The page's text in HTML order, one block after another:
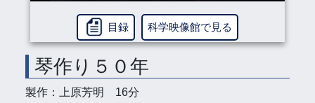
目録 科学映像館で見る
琴作り５０年
製作：上原芳明 16分